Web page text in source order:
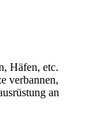
Häfen, etc.
verbannen,
an